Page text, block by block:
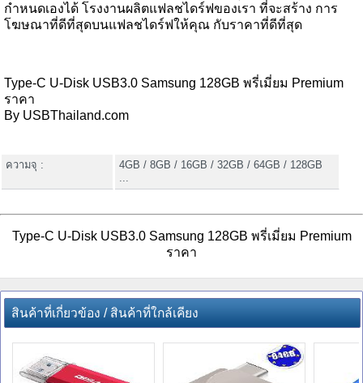
กำหนดเองได้ โรงงานผลิตแฟลชไดร์ฟของเรา ที่จะสร้าง การ
โฆษณาที่ดีที่สุดบนแฟลชไดร์ฟให้คุณ กับราคาที่ดีที่สุด
Type-C U-Disk USB3.0 Samsung 128GB พรี่เมี่ยม Premium
ราคา
By USBThailand.com
ความจุ :
4GB / 8GB / 16GB / 32GB / 64GB / 128GB
Type-C U-Disk USB3.0 Samsung 128GB พรี่เมี่ยม Premium
ราคา
สินค้าที่เกี่ยวข้อง / สินค้าที่ใกล้เคียง